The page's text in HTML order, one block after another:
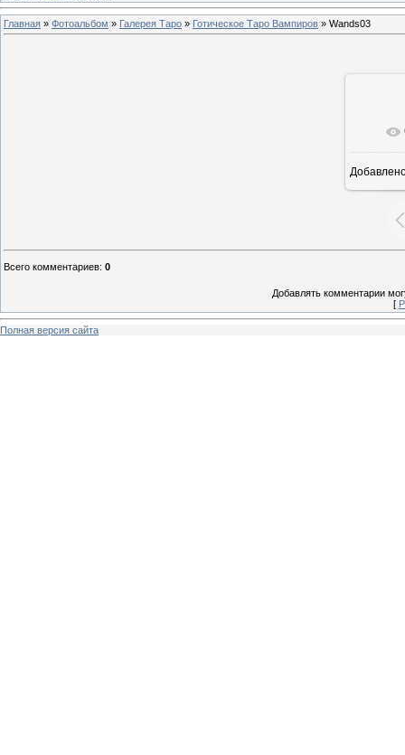
Главная » Фотоальбом » Галерея Таро » Готическое Таро Вампиров » Wands03
В
Всего комментариев: 0
Добавлять комментарии
[
Полная версия сайта